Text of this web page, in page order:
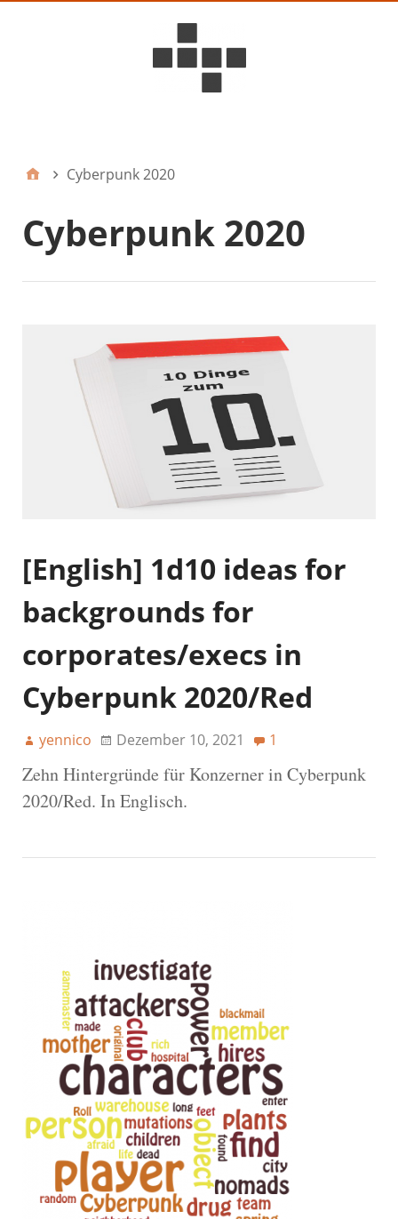
Cyberpunk 2020
Cyberpunk 2020
[English] 1d10 ideas for
backgrounds for
corporates/execs in
Cyberpunk 2020/Red
yennico Dezember 10, 2021 1
Zehn Hintergründe für Konzerner in Cyberpunk
2020/Red. In Englisch.